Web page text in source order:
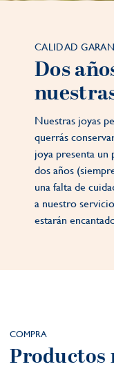
CALIDAD
Dos
Nuestras joyas
querrás
joya presenta un
dos años
una falta de
a nuestro
estarán
COMPRA
Productos